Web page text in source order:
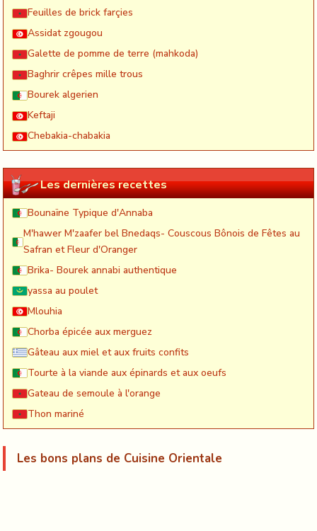
Feuilles de brick farçies
Assidat zgougou
Galette de pomme de terre (mahkoda)
Baghrir crêpes mille trous
Bourek algerien
Keftaji
Chebakia-chabakia
Les dernières recettes
Bounaïne Typique d'Annaba
M'hawer M'zaafer bel Bnedaqs- Couscous Bônois de Fêtes au
Safran et Fleur d'Oranger
Brika- Bourek annabi authentique
yassa au poulet
Mlouhia
Chorba épicée aux merguez
Gâteau aux miel et aux fruits confits
Tourte à la viande aux épinards et aux oeufs
Gateau de semoule à l'orange
Thon mariné
Les bons plans de Cuisine Orientale